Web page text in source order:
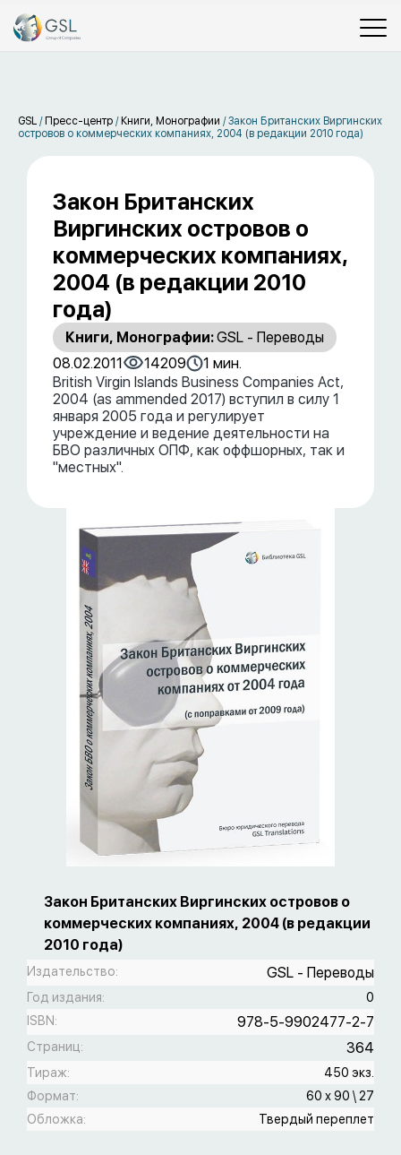
GSL / Пресс-центр / Книги, Монографии /Закон Британских Виргинских
островов о коммерческих компаниях, 2004 (в редакции 2010 года)
Закон Британских
Виргинских островов о
коммерческих компаниях,
2004 (в редакции 2010
года)
Книги, Монографии:GSL - Переводы
08.02.2011
14209
1 мин.
British Virgin Islands Business Companies Act,
2004 (as ammended 2017) вступил в силу 1
января 2005 года и регулирует
учреждение и ведение деятельности на
БВО различных ОПФ, как оффшорных, так и
"местных".
Закон Британских Виргинских островов о
коммерческих компаниях, 2004 (в редакции
2010 года)
Издательство: GSL - Переводы
Год издания:
0
ISBN:
978-5-9902477-2-7
Страниц: 364
Тираж:
450 экз.
Формат:
60 х 90 \ 27
Обложка:
Твердый переплет